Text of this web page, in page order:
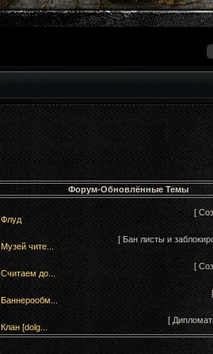
Форум-Обновлённые Темы
Флуд
[
Музей чите...
[ Бан листы и
Считаем до...
[
Баннерообм...
Клан [dolg...
[